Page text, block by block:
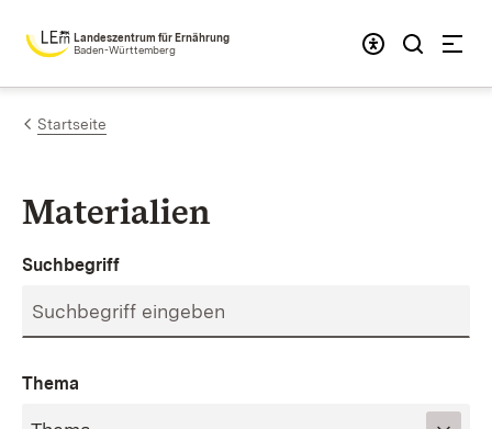
Zum Inhalt springen
Landeszentrum für Ernährung
Baden-Württemberg
Startseite
Materialien
Suchbegriff
Thema